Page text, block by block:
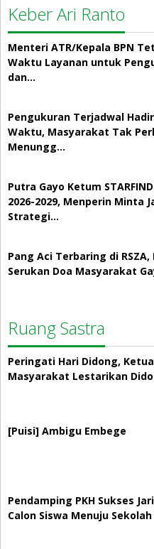
Keber Ari Ranto
Menteri ATR/Kepala BPN
Waktu Layanan untuk
dan…
Pengukuran Terjadwal
Waktu, Masyarakat Tak
Menungg…
Putra Gayo Ketum
2026-2029, Menperin Minta
Strategi…
Pang Aci Terbaring di RSZA,
Serukan Doa Masyarakat
Ruang Sastra
Peringati Hari Didong,
Masyarakat Lestarikan
[Puisi] Ambigu Embege
Pendamping PKH Sukses
Calon Siswa Menuju